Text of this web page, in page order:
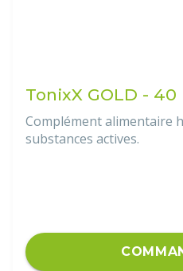
TonixX GOLD - 40
Complément alimentaire
substances actives.